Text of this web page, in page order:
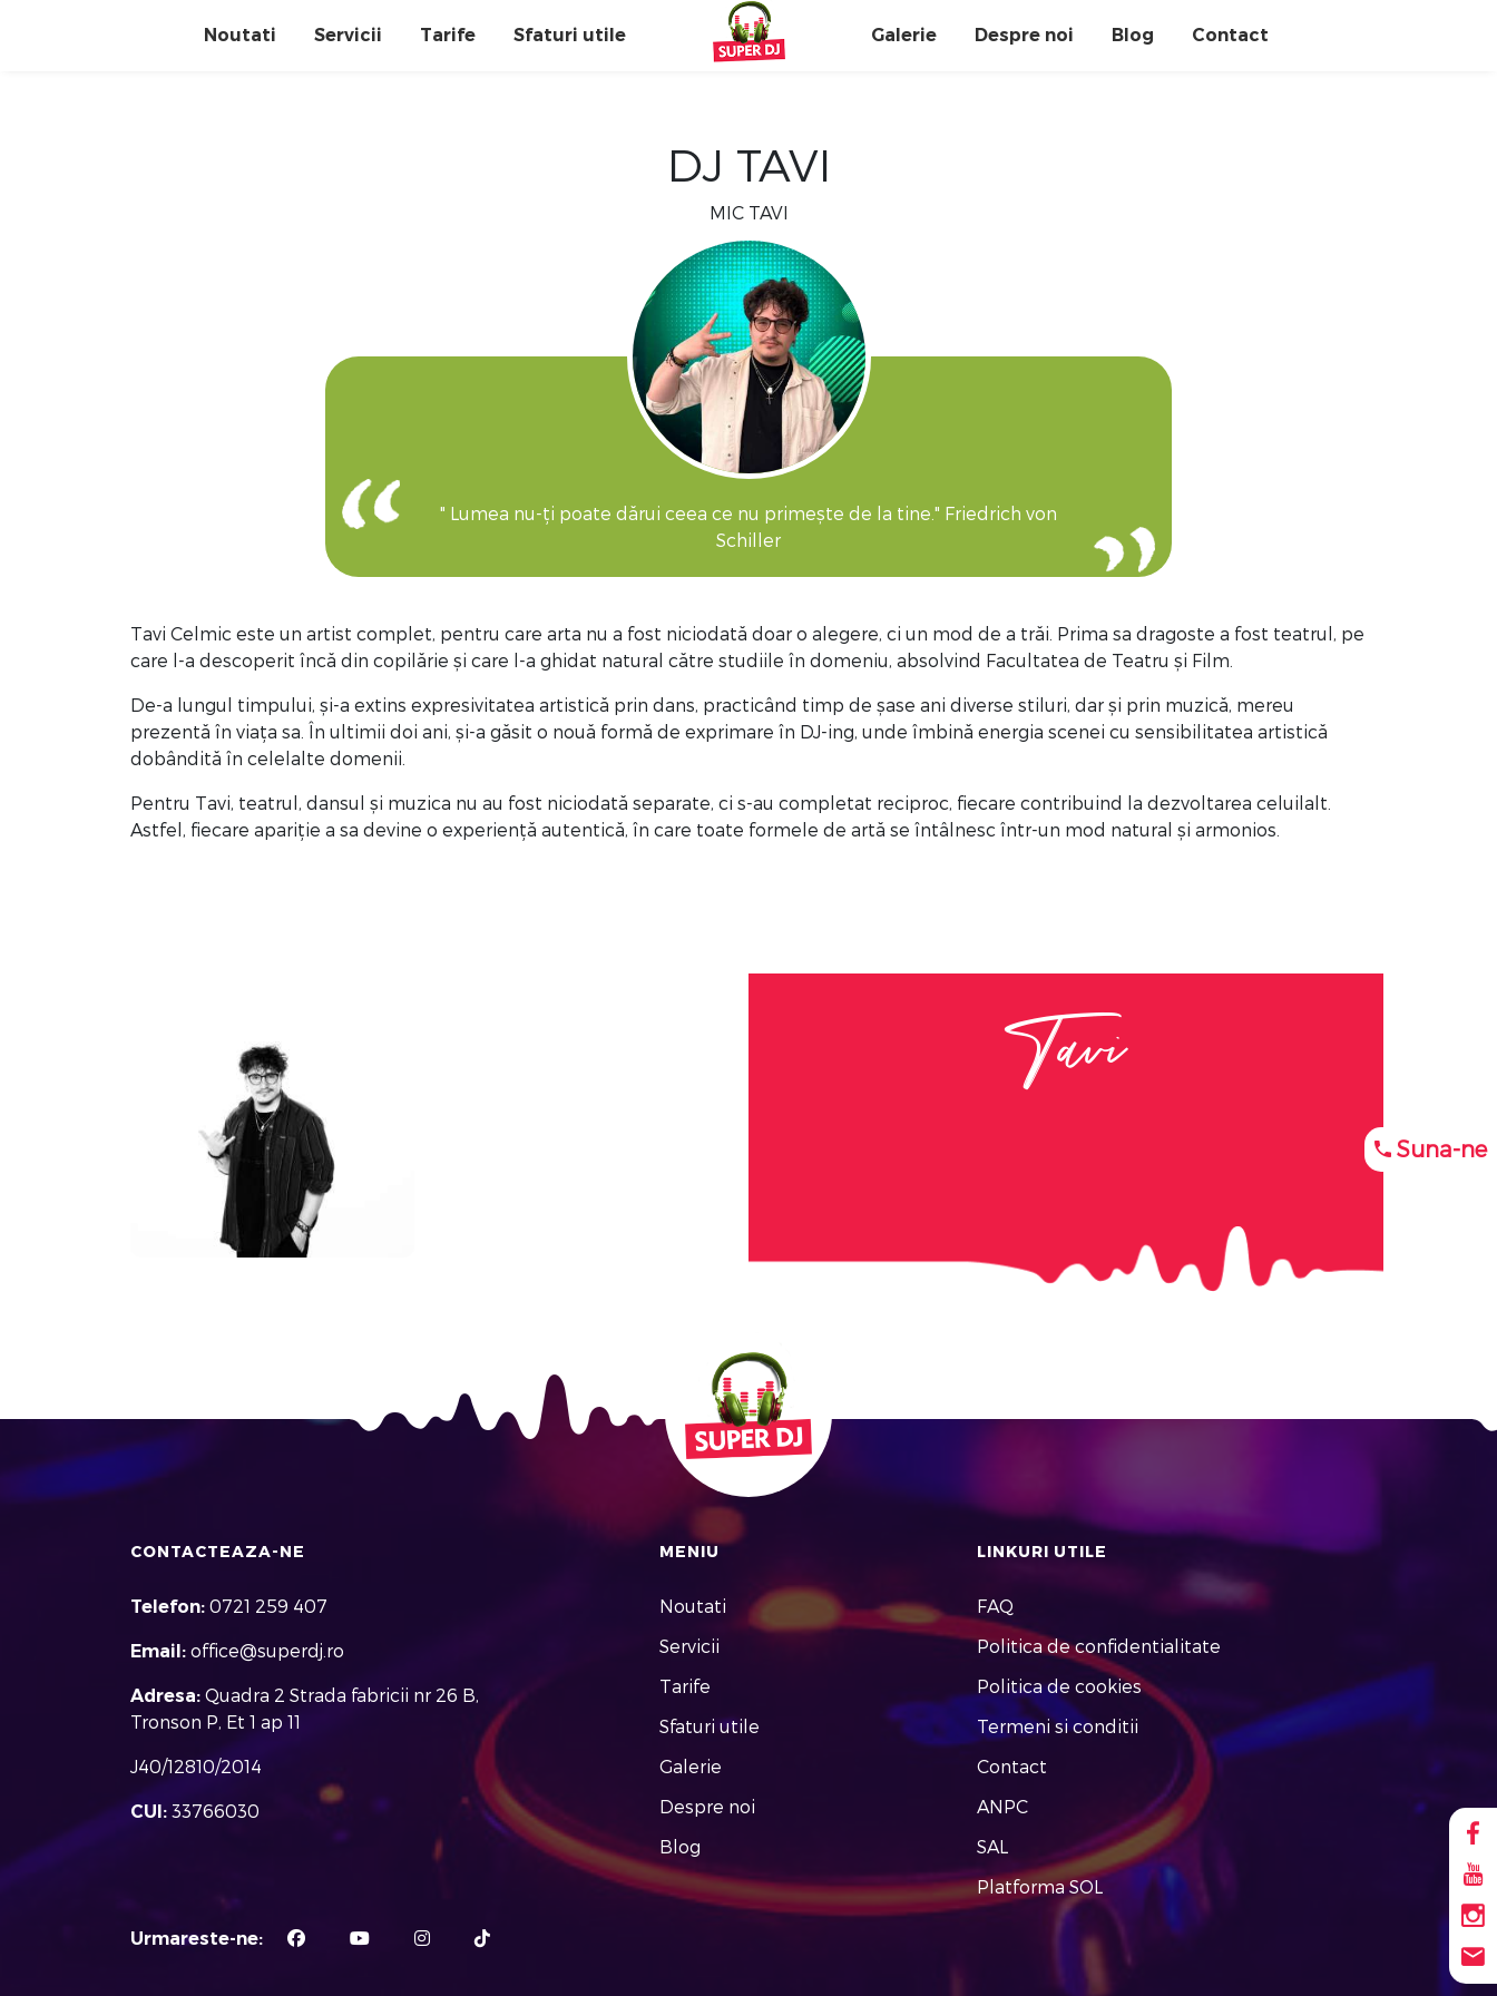
Noutati Servicii Tarife Sfaturi utile Galerie Despre noi Blog Contact
DJ TAVI
MIC TAVI
" Lumea nu-ți poate dărui ceea ce nu primește de la tine." Friedrich von
Schiller
Tavi Celmic este un artist complet, pentru care arta nu a fost niciodată doar o alegere, ci un mod de a trăi. Prima sa dragoste a fost teatrul, pe
care l-a descoperit încă din copilărie și care l-a ghidat natural către studiile în domeniu, absolvind Facultatea de Teatru și Film.
De-a lungul timpului, și-a extins expresivitatea artistică prin dans, practicând timp de șase ani diverse stiluri, dar și prin muzică, mereu
prezentă în viața sa. În ultimii doi ani, și-a găsit o nouă formă de exprimare în DJ-ing, unde îmbină energia scenei cu sensibilitatea artistică
dobândită în celelalte domenii.
Pentru Tavi, teatrul, dansul și muzica nu au fost niciodată separate, ci s-au completat reciproc, fiecare contribuind la dezvoltarea celuilalt.
Astfel, fiecare apariție a sa devine o experiență autentică, în care toate formele de artă se întâlnesc într-un mod natural și armonios.
Tavi
CONTACTEAZA-NE
Telefon: 0721 259 407
Email: office@superdj.ro
Adresa: Quadra 2 Strada fabricii nr 26 B,
Tronson P, Et 1 ap 11
J40/12810/2014
CUI: 33766030
MENIU
Noutati
Servicii
Tarife
Sfaturi utile
Galerie
Despre noi
Blog
LINKURI UTILE
FAQ
Politica de confidentialitate
Politica de cookies
Termeni si conditii
Contact
ANPC
SAL
Platforma SOL
Urmareste-ne:
Suna-ne